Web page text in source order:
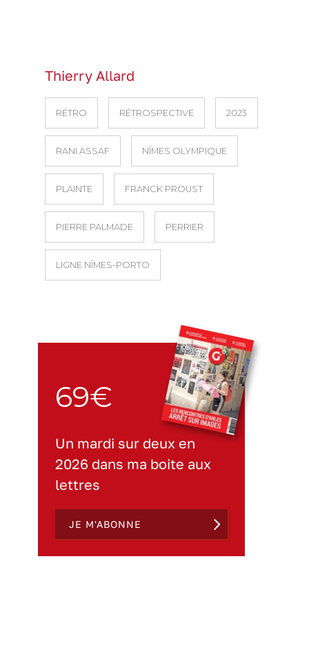
Thierry Allard
RÉTRO RÉTROSPECTIVE 2023
RANI ASSAF NÎMES OLYMPIQUE
PLAINTE FRANCK PROUST
PIERRE PALMADE PERRIER
LIGNE NÎMES-PORTO
69€
Un mardi sur deux en
2026 dans ma boite aux
lettres
JE M'ABONNE